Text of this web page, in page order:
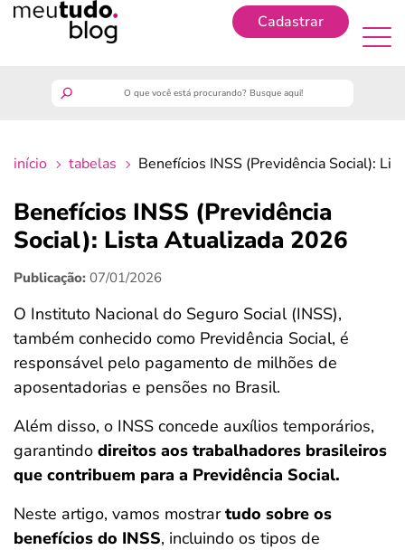
Cadastrar
finanças
benefícios
crédito fácil
últimas notícias
ferramentas
início tabelas Benefícios INSS (Previdência Social):
Benefícios INSS (Previdência
Social): Lista Atualizada 2026
Publicação: 07/01/2026
O Instituto Nacional do Seguro Social (INSS),
também conhecido como Previdência Social, é
responsável pelo pagamento de milhões de
aposentadorias e pensões no Brasil.
Além disso, o INSS concede auxílios temporários,
garantindo direitos aos trabalhadores brasileiros
que contribuem para a Previdência Social.
Neste artigo, vamos mostrartudo sobre os
benefícios do INSS, incluindo os tipos de